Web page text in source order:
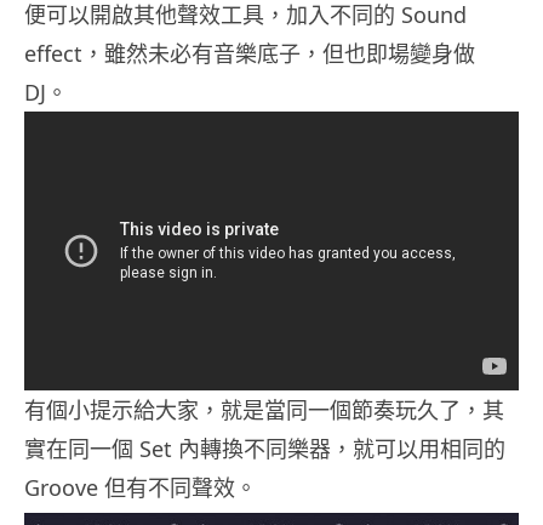
便可以開啟其他聲效工具，加入不同的 Sound
effect，雖然未必有音樂底子，但也即場變身做
DJ。
有個小提示給大家，就是當同一個節奏玩久了，其
實在同一個 Set 內轉換不同樂器，就可以用相同的
Groove 但有不同聲效。